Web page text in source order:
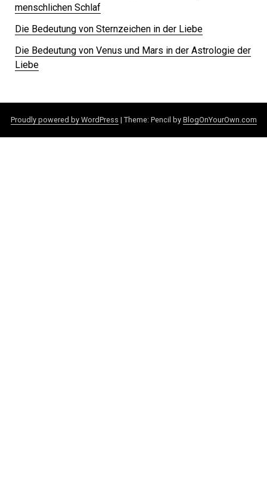
menschlichen Schlaf
Die Bedeutung von Sternzeichen in der Liebe
Die Bedeutung von Venus und Mars in der Astrologie der
Liebe
Proudly powered by WordPress | Theme: Pencil by BlogOnYourOwn.com